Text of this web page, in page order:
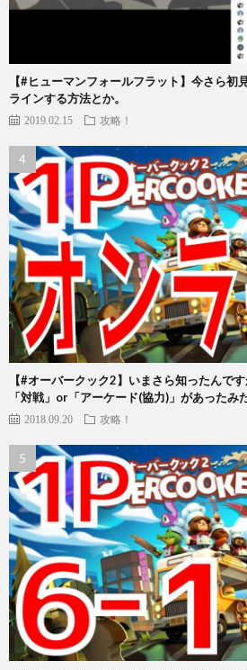
【#ヒューマンフォールフラット】今さら初
ラインする方法とか。
2019.02.15 攻略！
【#オーバークック2】いまさら知ったんで
「対戦」or「アーケード(協力)」があったみ
2018.09.20 攻略！